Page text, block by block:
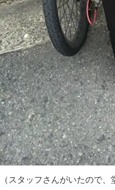
（スタッフさんがいたので